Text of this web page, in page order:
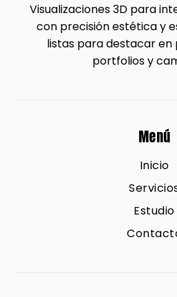
Visualizaciones 3D para
con precisión estética y
listas para destacar en
portfolios y
Menú
Inicio
Estudio